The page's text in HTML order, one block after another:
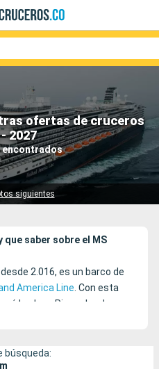
ofertas de cruceros
2027
encontrados
siguientes
Buscar
saber sobre el MS
2.016, es un barco de
America Line. Con esta
la clase Pinnacle a la que,
búsqueda: